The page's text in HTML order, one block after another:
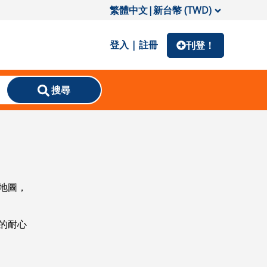
繁體中文|新台幣 (TWD)
登入 | 註冊 刊登！
搜尋
圖，
耐心